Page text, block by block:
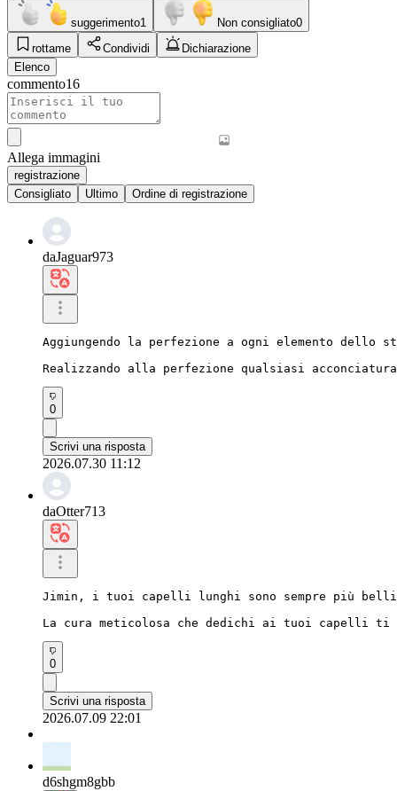
suggerimento1 Non consigliato0
rottame
Condividi
Dichiarazione
Elenco
commento16
Allega immagini
registrazione
Consigliato
Ultimo Ordine di registrazione
daJaguar973
Aggiungendo la perfezione a ogni elemento dello
Realizzando alla perfezione qualsiasi
0
Scrivi una risposta
2026.07.30 11:12
daOtter713
Jimin, i tuoi capelli lunghi sono sempre più belli
La cura meticolosa che dedichi ai tuoi capelli ti
0
Scrivi una risposta
2026.07.09 22:01
d6shgm8gbb